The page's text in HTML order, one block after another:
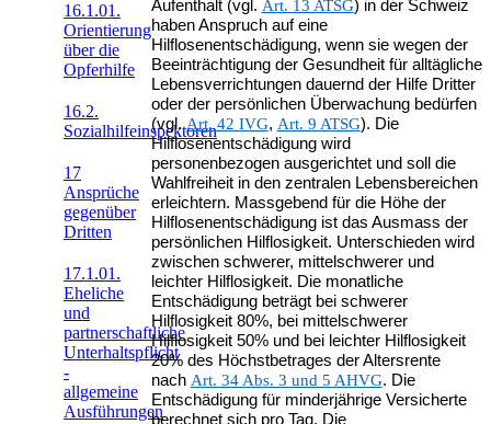
16.1.01.
Orientierung
über die
Opferhilfe
16.2.
Sozialhilfeinspektoren
17
Ansprüche
gegenüber
Dritten
17.1.01.
Eheliche
und
partnerschaftliche
Unterhaltspflicht
-
allgemeine
Ausführungen
Aufenthalt (vgl. Art. 13 ATSG) in der Schweiz
haben Anspruch auf eine
Hilflosenentschädigung, wenn sie wegen der
Beeinträchtigung der Gesundheit für alltägliche
Lebensverrichtungen dauernd der Hilfe Dritter
oder der persönlichen Überwachung bedürfen
(vgl.Art. 42 IVG, Art. 9 ATSG). Die
Hilflosenentschädigung wird
personenbezogen ausgerichtet und soll die
Wahlfreiheit in den zentralen Lebensbereichen
erleichtern. Massgebend für die Höhe der
Hilflosenentschädigung ist das Ausmass der
persönlichen Hilflosigkeit. Unterschieden wird
zwischen schwerer, mittelschwerer und
leichter Hilflosigkeit. Die monatliche
Entschädigung beträgt bei schwerer
Hilflosigkeit 80%, bei mittelschwerer
Hilflosigkeit 50% und bei leichter Hilflosigkeit
20% des Höchstbetrages der Altersrente
nach Art. 34 Abs. 3 und 5 AHVG. Die
Entschädigung für minderjährige Versicherte
berechnet sich pro Tag. Die